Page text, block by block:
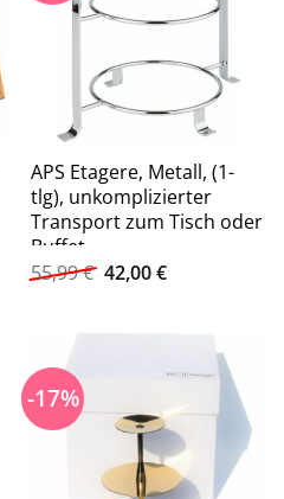
APS Etagere, Metall, (1-
tlg), unkomplizierter
Transport zum Tisch oder
Buffet
55,99€ Ursprünglicher
Preis
42,00€Aktueller
-17%